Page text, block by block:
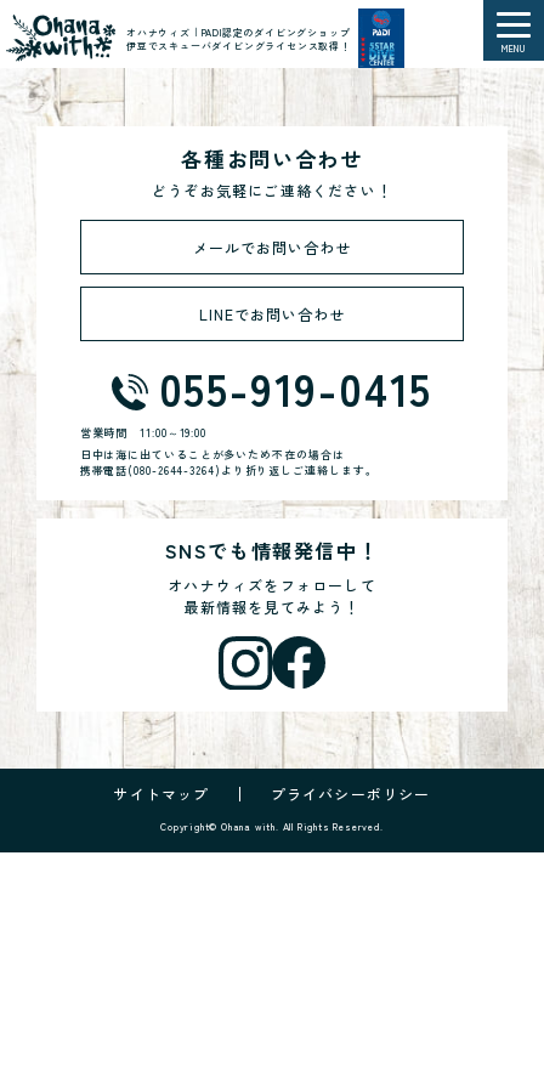
オハナウィズ｜PADI認定のダイビングショップ
伊豆でスキューバダイビングライセンス取得！
MENU
各種お問い合わせ
どうぞお気軽にご連絡ください！
メールでお問い合わせ
LINEでお問い合わせ
055-919-0415
営業時間11:00～19:00
日中は海に出ていることが多いため不在の場合は
携帯電話(080-2644-3264)より折り返しご連絡します。
SNSでも情報発信中！
オハナウィズをフォローして
最新情報を見てみよう！
サイトマップ プライバシーポリシー
Copyright© Ohana with. All Rights Reserved.